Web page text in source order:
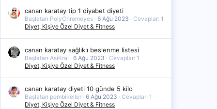
canan karatay tip 1 diyabet diyeti
Başlatan PolyChromeyes 6 Ağu 2023
Cevaplar: 1
Diyet, Kişiye Özel Diyet & Fitness
canan karatay sağlıklı beslenme listesi
Başlatan AsiKral 6 Ağu 2023
Cevaplar: 1
Diyet, Kişiye Özel Diyet & Fitness
canan karatay diyeti 10 günde 5 kilo
Başlatan pembikeller 6 Ağu 2023
Cevaplar: 1
Diyet, Kişiye Özel Diyet & Fitness